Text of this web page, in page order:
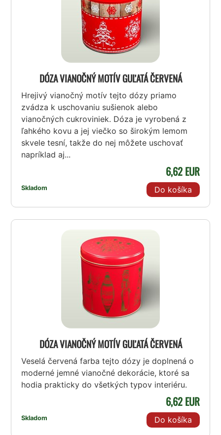
DÓZA VIANOČNÝ MOTÍV GUĽATÁ ČERVENÁ
Hrejivý vianočný motív tejto dózy priamo
zvádza k uschovaniu sušienok alebo
vianočných cukroviniek. Dóza je vyrobená z
ľahkého kovu a jej viečko so širokým lemom
skvele tesní, takže do nej môžete uschovať
napríklad aj...
Skladom
6,62 EUR
Do košíka
DÓZA VIANOČNÝ MOTÍV GUĽATÁ ČERVENÁ
Veselá červená farba tejto dózy je doplnená o
moderné jemné vianočné dekorácie, ktoré sa
hodia prakticky do všetkých typov interiéru.
Skladom
6,62 EUR
Do košíka